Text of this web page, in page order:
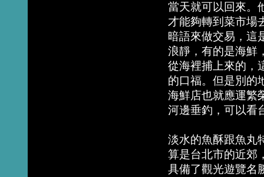
當天就可以回來。
才能夠轉到菜市場
暗語來做交易，這
浪靜，有的是海鮮
從海裡捕上來的，
的口福。但是別的
海鮮店也就應運繁
河邊垂釣，可以看
淡水的魚酥跟魚丸
算是台北市的近郊
具備了觀光遊覽名